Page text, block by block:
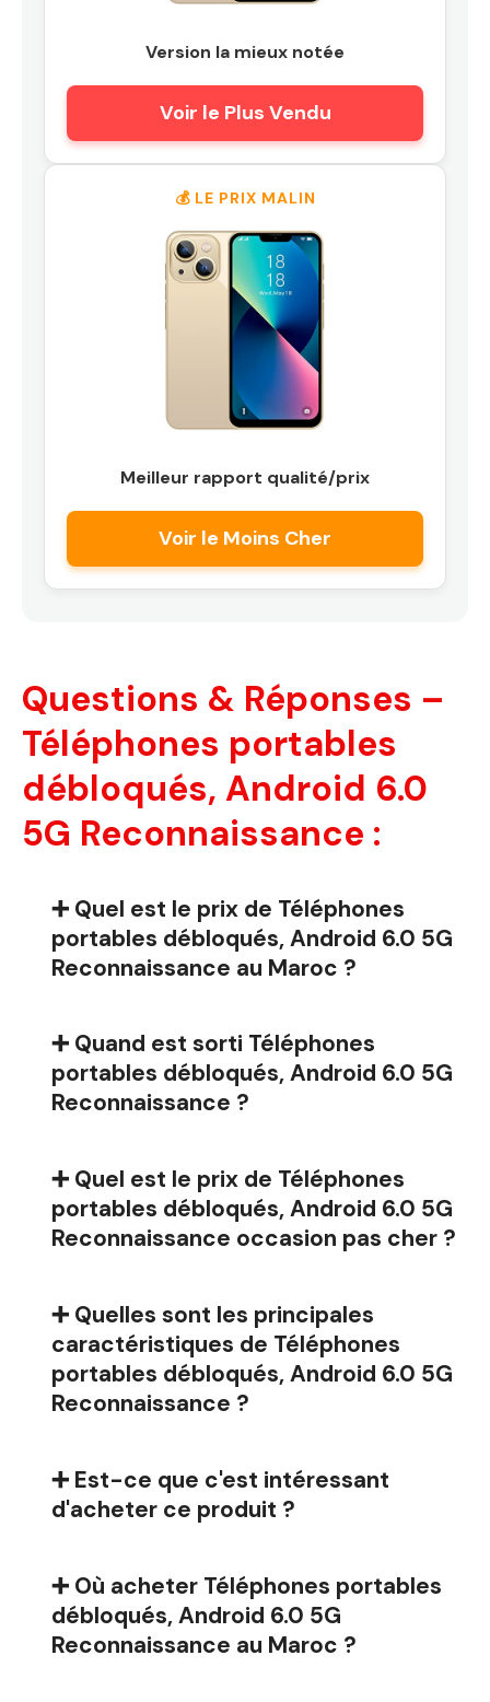
Version la mieux notée
Voir le Plus Vendu
💰 LE PRIX MALIN
Meilleur rapport qualité/prix
Voir le Moins Cher
Questions & Réponses –
Téléphones portables
débloqués, Android 6.0
5G Reconnaissance :
➕ Quel est le prix de Téléphones
portables débloqués, Android 6.0 5G
Reconnaissance au Maroc ?
➕ Quand est sorti Téléphones
portables débloqués, Android 6.0 5G
Reconnaissance ?
➕ Quel est le prix de Téléphones
portables débloqués, Android 6.0 5G
Reconnaissance occasion pas cher ?
➕ Quelles sont les principales
caractéristiques de Téléphones
portables débloqués, Android 6.0 5G
Reconnaissance ?
➕ Est-ce que c'est intéressant
d'acheter ce produit ?
➕ Où acheter Téléphones portables
débloqués, Android 6.0 5G
Reconnaissance au Maroc ?